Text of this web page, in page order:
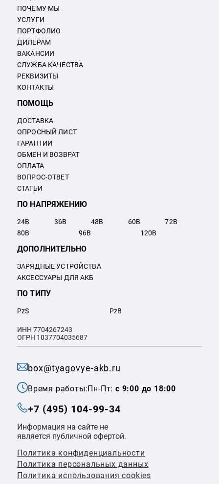
box@tyagovye-akb.ru
Время работы:Пн-Пт:с 9:00 до 18:00
+7 (495) 104-99-34
Информация на сайте не
является публичной офертой.
Политика конфиденциальности
Политикa персональных данных
Политика использования cookies
ПОЧЕМУ МЫ
УСЛУГИ
ПОРТФОЛИО
ДИЛЕРАМ
ВАКАНСИИ
СЛУЖБА КАЧЕСТВА
РЕКВИЗИТЫ
КОНТАКТЫ
ПОМОЩЬ
ДОСТАВКА
ОПРОСНЫЙ ЛИСТ
ГАРАНТИИ
ОБМЕН И ВОЗВРАТ
ОПЛАТА
ВОПРОС-ОТВЕТ
СТАТЬИ
ПО НАПРЯЖЕНИЮ
24В 36В 48В 60В 72В
80В 96В 120В
ПО ТИПУ
PzS PzB
ДОПОЛНИТЕЛЬНО
ЗАРЯДНЫЕ УСТРОЙСТВА
АКСЕССУАРЫ ДЛЯ АКБ
ИНН 7704267243
ОГРН 1037704035687